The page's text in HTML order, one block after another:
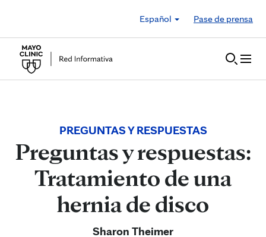
Español
Pase de prensa
PREGUNTAS Y RESPUESTAS
Preguntas y respuestas:
Tratamiento de una
hernia de disco
Sharon Theimer